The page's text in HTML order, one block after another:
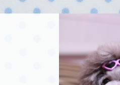
てんとう虫ヘアゴム
はるちゃんにハンドメイド素材を